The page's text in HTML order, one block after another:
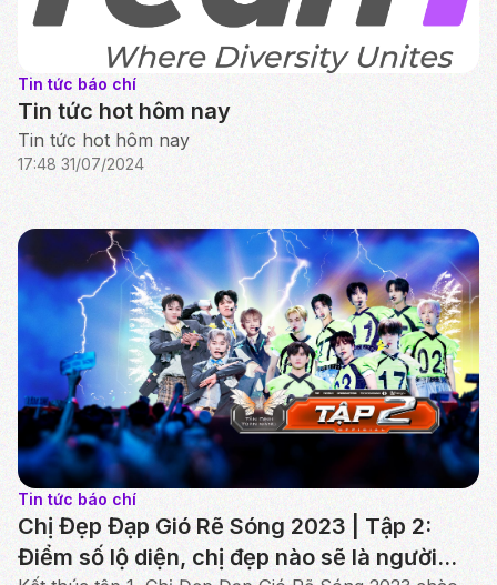
Tin tức báo chí
Tin tức hot hôm nay
Tin tức hot hôm nay
17:48 31/07/2024
Tin tức báo chí
Chị Đẹp Đạp Gió Rẽ Sóng 2023 | Tập 2:
Điểm số lộ diện, chị đẹp nào sẽ là người